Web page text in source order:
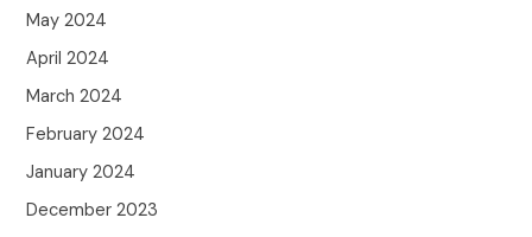
May 2024
April 2024
March 2024
February 2024
January 2024
December 2023